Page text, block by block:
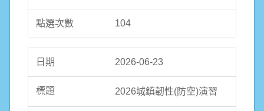
104
2026-06-23
2026城鎮韌性(防空)演習